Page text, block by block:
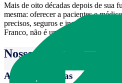
Mais de oito décadas depois de sua
mesma: oferecer a pacientes e
precisos, seguros e inovadores.
Franco, não é um destino — é um
Nossos serviços
Análises Clínicas